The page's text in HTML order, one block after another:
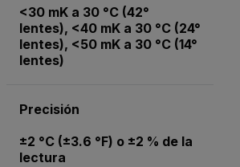
<30 mK a 30 °C (42°
lentes), <40 mK a 30 °C (24°
lentes), <50 mK a 30 °C (14°
lentes)
Precisión
±2 °C (±3.6 °F) o ±2 % de la
lectura